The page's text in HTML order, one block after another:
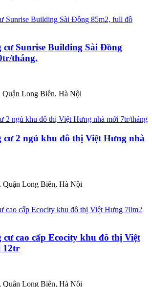
cư Sunrise Building Sài Đồng
tháng.
Long Biên, Hà Nội
cư 2 ngủ khu đô thị Việt Hưng nhà
Quận Long Biên, Hà Nội
cư cao cấp Ecocity khu đô thị Việt
12tr
Quận Long Biên, Hà Nội